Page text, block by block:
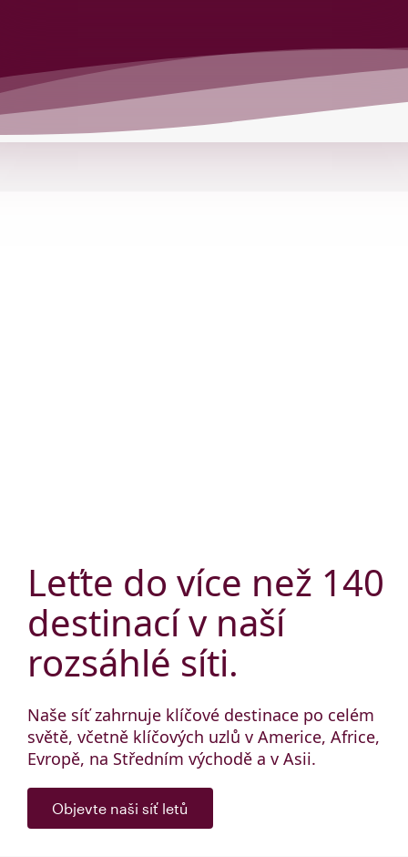
Leťte do více než 140
destinací v naší
rozsáhlé síti.
Naše síť zahrnuje klíčové destinace po celém
světě, včetně klíčových uzlů v Americe, Africe,
Evropě, na Středním východě a v Asii.
Objevte naši síť letů